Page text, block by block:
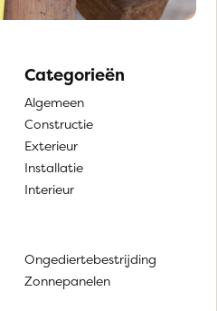
Categorieën
Algemeen
Constructie
Exterieur
Installatie
Interieur
Ongediertebestrijding
Zonnepanelen